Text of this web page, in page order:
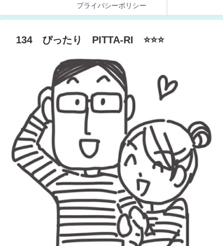
プライバシーポリシー
134 ぴったり PITTA-RI ⭐️⭐️⭐️